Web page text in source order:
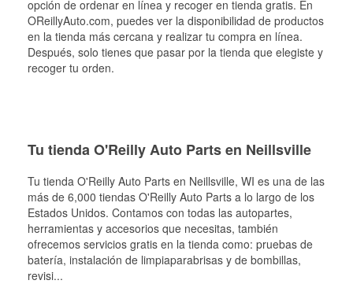
opción de ordenar en línea y recoger en tienda gratis. En
OReillyAuto.com, puedes ver la disponibilidad de productos
en la tienda más cercana y realizar tu compra en línea.
Después, solo tienes que pasar por la tienda que elegiste y
recoger tu orden.
Tu tienda O'Reilly Auto Parts en Neillsville
Tu tienda O'Reilly Auto Parts en Neillsville, WI es una de las
más de 6,000 tiendas O'Reilly Auto Parts a lo largo de los
Estados Unidos. Contamos con todas las autopartes,
herramientas y accesorios que necesitas, también
ofrecemos servicios gratis en la tienda como: pruebas de
batería, instalación de limpiaparabrisas y de bombillas,
revisi...